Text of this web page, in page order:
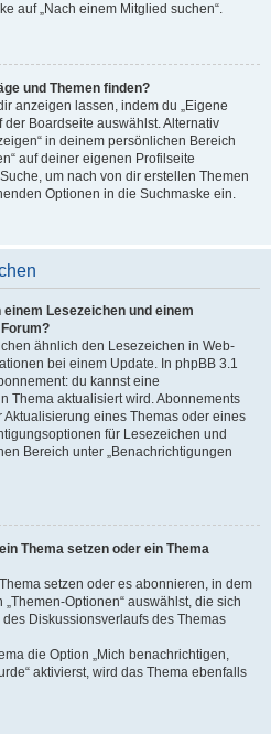
auf „Nach einem Mitglied suchen“.
und Themen finden?
anzeigen lassen, indem du „Eigene
der Boardseite auswählst. Alternativ
in deinem persönlichen Bereich
auf deiner eigenen Profilseite
um nach von dir erstellen Themen
Optionen in die Suchmaske ein.
Lesezeichen und einem
ähnlich den Lesezeichen in Web-
bei einem Update. In phpBB 3.1
du kannst eine
Thema aktualisiert wird. Abonnements
eines Themas oder eines
für Lesezeichen und
Bereich unter „Benachrichtigungen
Thema setzen oder ein Thema
setzen oder es abonnieren, in dem
Optionen“ auswählst, die sich
Diskussionsverlaufs des Themas
die Option „Mich benachrichtigen,
aktivierst, wird das Thema ebenfalls